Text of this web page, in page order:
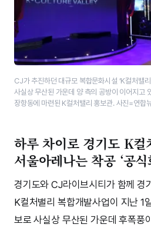
CJ가 추진하던 대규모 복합문화시설 ‘K컬처밸
사실상 무산된 가운데 양 측의 공방이 이어지고
장항동에 마련된 K컬처밸리 홍보관. 사진=연합
하루 차이로 경기도 K컬
서울아레나는 착공 ‘공식
경기도와 CJ라이브시티가 함께 경
K컬처밸리 복합개발사업이 지난 1
보로 사실상 무산된 가운데 후폭풍